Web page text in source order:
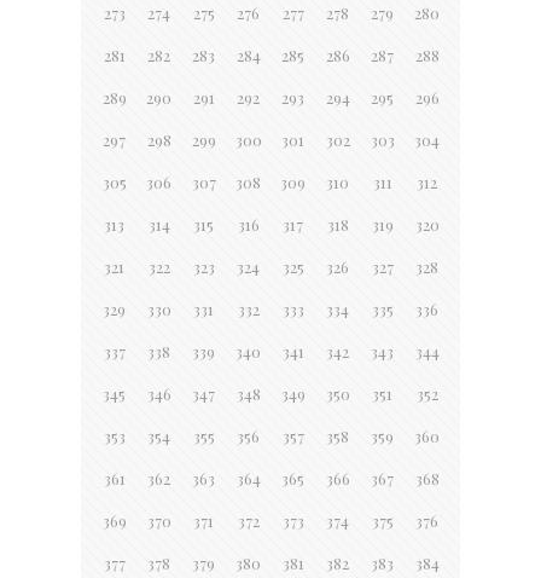
273 274 275 276 277 278 279 280
281 282 283 284 285 286 287 288
289 290 291 292 293 294 295 296
297 298 299 300 301 302 303 304
305 306 307 308 309 310 311 312
313 314 315 316 317 318 319 320
321 322 323 324 325 326 327 328
329 330 331 332 333 334 335 336
337 338 339 340 341 342 343 344
345 346 347 348 349 350 351 352
353 354 355 356 357 358 359 360
361 362 363 364 365 366 367 368
369 370 371 372 373 374 375 376
377 378 379 380 381 382 383 384